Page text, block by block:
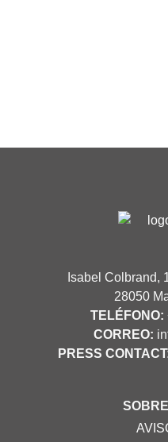
Isabel Colbrand,
28050
TELÉFONO:
CORREO:
PRESS